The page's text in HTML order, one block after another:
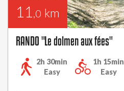
11 ,0 km
RANDO "Le dolmen aux fées"
2h 30min
Easy
1h 15min
Easy